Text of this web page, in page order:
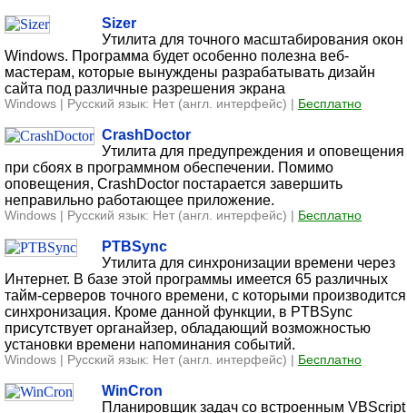
Sizer
Утилита для точного масштабирования окон
Windows. Программа будет особенно полезна веб-
мастерам, которые вынуждены разрабатывать дизайн
сайта под различные разрешения экрана
Windows | Русский язык: Нет (англ. интерфейс) | Бесплатно
CrashDoctor
Утилита для предупреждения и оповещения
при сбоях в программном обеспечении. Помимо
оповещения, CrashDoctor постарается завершить
неправильно работающее приложение.
Windows | Русский язык: Нет (англ. интерфейс) | Бесплатно
PTBSync
Утилита для синхронизации времени через
Интернет. В базе этой программы имеется 65 различных
тайм-серверов точного времени, с которыми производится
синхронизация. Кроме данной функции, в PTBSync
присутствует органайзер, обладающий возможностью
установки времени напоминания событий.
Windows | Русский язык: Нет (англ. интерфейс) | Бесплатно
WinCron
Планировщик задач со встроенным VBScript